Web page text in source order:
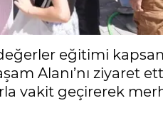
eğitimi
Alanı’nı ziyaret
vakit geçirerek